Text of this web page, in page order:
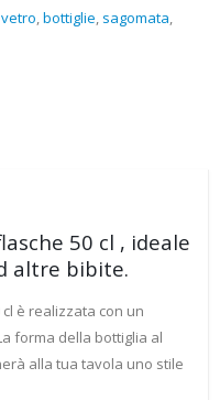
,bottiglie, sagomata,
50 cl , ideale
altre bibite.
è realizzata con un
forma della bottiglia al
alla tua tavola uno stile